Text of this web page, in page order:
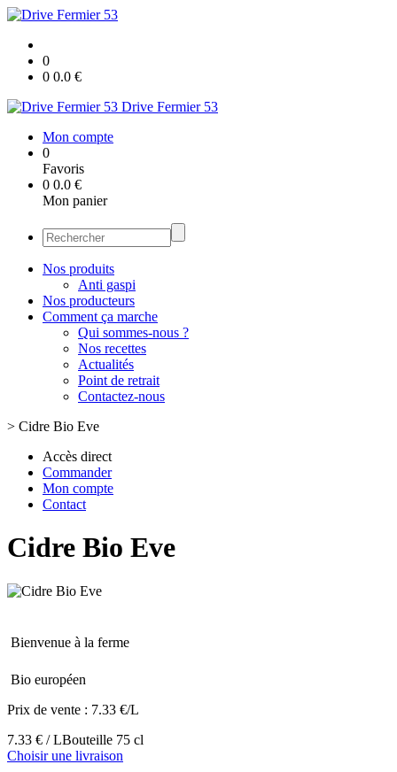
0
0 0.0 €
Drive Fermier 53
Mon compte
0
Favoris
0 0.0 €
Mon panier
Nos produits
Anti gaspi
Nos producteurs
Comment ça marche
Qui sommes-nous ?
Nos recettes
Actualités
Point de retrait
Contactez-nous
> Cidre Bio Eve
Accès direct
Commander
Mon compte
Contact
Cidre Bio Eve
Bienvenue à la ferme
Bio européen
Prix de vente : 7.33 €/L
7.33 € / LBouteille 75 cl
Choisir une livraison